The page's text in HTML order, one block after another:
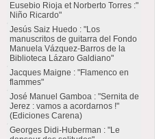
Eusebio Rioja et Norberto Torres :"
Niño Ricardo"
Jesús Saiz Huedo : "Los
manuscritos de guitarra del Fondo
Manuela Vázquez-Barros de la
Biblioteca Lázaro Galdiano"
Jacques Maigne : "Flamenco en
flammes"
José Manuel Gamboa : "Sernita de
Jerez : vamos a acordarnos !"
(Ediciones Carena)
Georges Didi-Huberman : "Le